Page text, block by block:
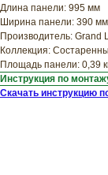
Длина панели: 995 мм
Ширина панели: 390 мм
Производитель: Grand
Коллекция:
Площадь панели: 0,39
Инструкция по
Скачать инструкцию